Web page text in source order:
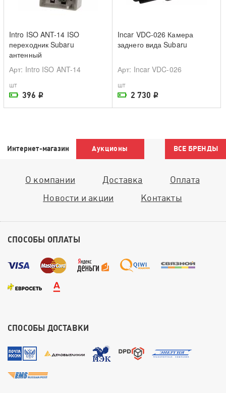
На складе поставщика
Intro ISO ANT-14 ISO
переходник Subaru
антенный
Арт: Intro ISO ANT-14
шт
396 i На складе поставщика
Incar VDC-026 Камера
заднего вида Subaru
Арт: Incar VDC-026
шт
2 730 i
Интернет-магазин Аукционы ВСЕ БРЕНДЫ
О компании Доставка
Оплата
Новости и акции
Контакты
СПОСОБЫ ОПЛАТЫ
СПОСОБЫ ДОСТАВКИ